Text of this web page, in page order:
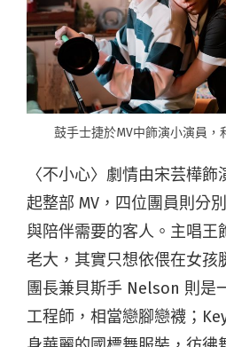
鼓手士捷於MV中飾演小演員，
〈不小心〉劇情由宋芸樺
起整部 MV，四位團員則分
與陪伴需要的客人。主唱王
老大，其實只想依偎在女孩
團長兼貝斯手 Nelson 則是
工程師，相當戀腳戀襪；